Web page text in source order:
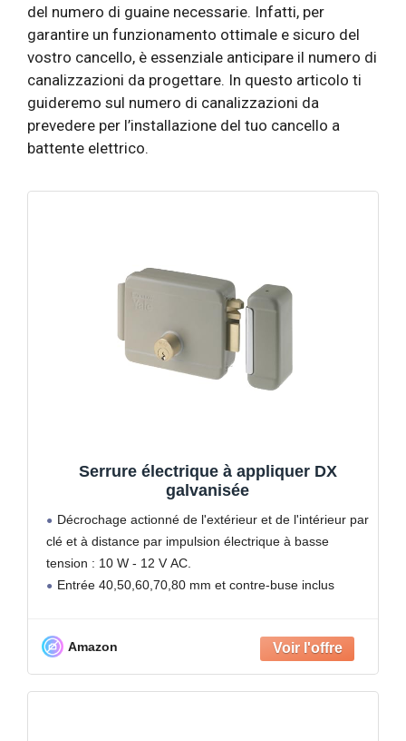
del numero di guaine necessarie. Infatti, per
garantire un funzionamento ottimale e sicuro del
vostro cancello, è essenziale anticipare il numero di
canalizzazioni da progettare. In questo articolo ti
guideremo sul numero di canalizzazioni da
prevedere per l’installazione del tuo cancello a
battente elettrico.
Serrure électrique à appliquer DX
galvanisée
Décrochage actionné de l'extérieur et de l'intérieur par
clé et à distance par impulsion électrique à basse
tension : 10 W - 12 V AC.
Entrée 40,50,60,70,80 mm et contre-buse inclus
Amazon